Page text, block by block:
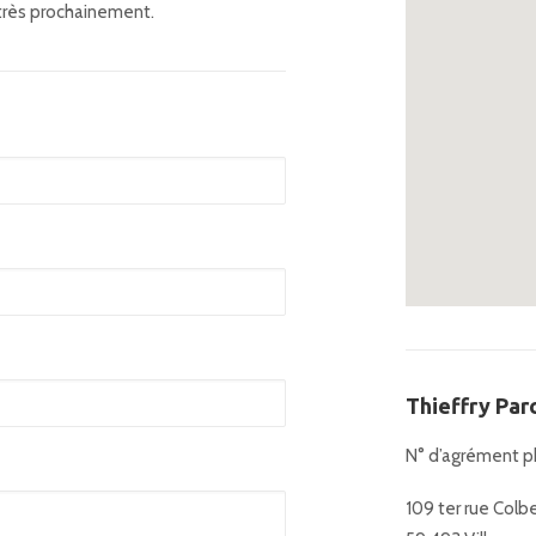
prochainement.
Thieffry
N° d’agrément
109 ter rue